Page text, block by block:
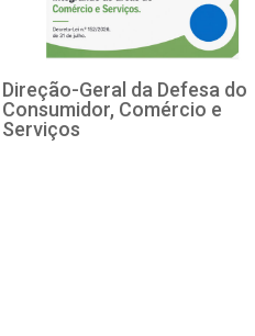
Direção-Geral da Defesa do
Consumidor, Comércio e
Serviços